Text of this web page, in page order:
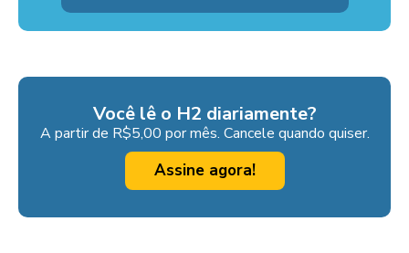
Você lê o H2 diariamente?
A partir de R$5,00 por mês. Cancele quando quiser.
Assine agora!